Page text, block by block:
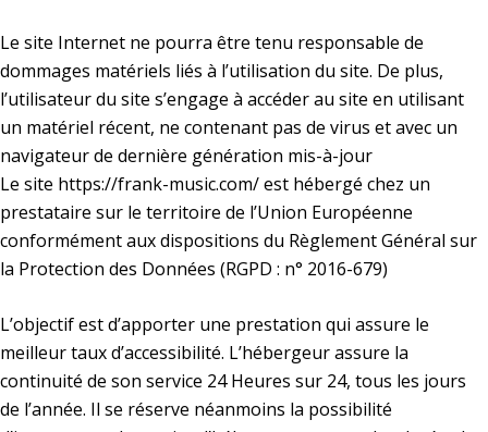
Le site Internet ne pourra être tenu responsable de
dommages matériels liés à l’utilisation du site. De plus,
l’utilisateur du site s’engage à accéder au site en utilisant
un matériel récent, ne contenant pas de virus et avec un
navigateur de dernière génération mis-à-jour
Le site https://frank-music.com/est hébergé chez un
prestataire sur le territoire de l’Union Européenne
conformément aux dispositions du Règlement Général sur
la Protection des Données (RGPD : n° 2016-679)
L’objectif est d’apporter une prestation qui assure le
meilleur taux d’accessibilité. L’hébergeur assure la
continuité de son service 24 Heures sur 24, tous les jours
de l’année. Il se réserve néanmoins la possibilité